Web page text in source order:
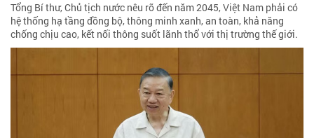
Tổng Bí thư, Chủ tịch nước nêu rõ đến năm 2045, Việt Nam phải có
hệ thống hạ tầng đồng bộ, thông minh xanh, an toàn, khả năng
chống chịu cao, kết nối thông suốt lãnh thổ với thị trường thế giới.